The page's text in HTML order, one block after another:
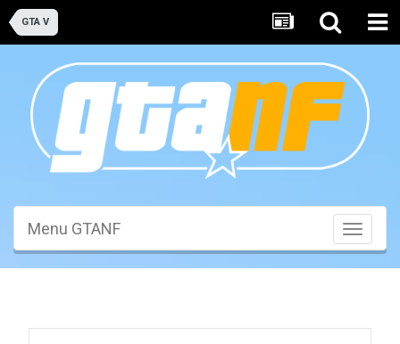
GTA V
Toggle
Menu GTANF